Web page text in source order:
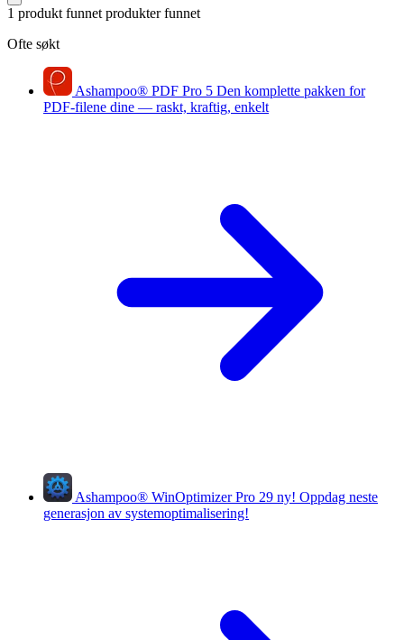
1 produkt funnet produkter funnet
Ofte søkt
Ashampoo® PDF Pro 5 Den komplette pakken for
PDF-filene dine — raskt, kraftig, enkelt
Ashampoo® WinOptimizer Pro 29 ny! Oppdag neste
generasjon av systemoptimalisering!